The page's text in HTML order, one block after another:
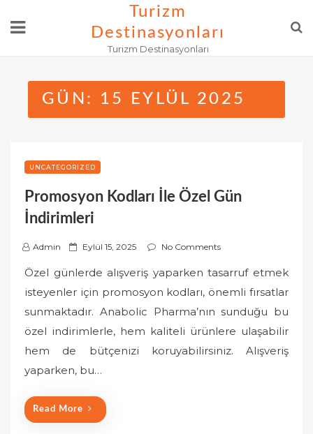
Turizm
Destinasyonları
Turizm Destinasyonları
GÜN: 15 EYLÜL 2025
UNCATEGORIZED
Promosyon Kodları İle Özel Gün
İndirimleri
Admin
P
s
e
d
Eylül 15, 2025 No Comments
Özel günlerde alışveriş yaparken tasarruf etmek
isteyenler için promosyon kodları, önemli fırsatlar
sunmaktadır. Anabolic Pharma’nın sunduğu bu
özel indirimlerle, hem kaliteli ürünlere ulaşabilir
hem de bütçenizi koruyabilirsiniz. Alışveriş
yaparken, bu…
Read More